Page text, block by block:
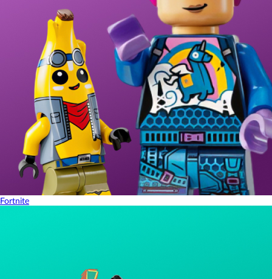
Fortnite